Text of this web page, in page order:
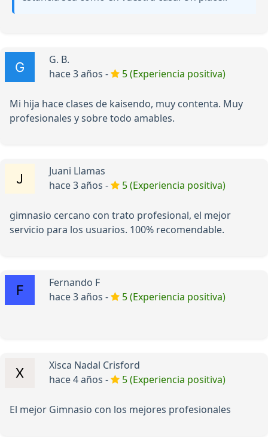
G. B.
hace 3 años -
5 (Experiencia positiva)
Mi hija hace clases de kaisendo, muy contenta. Muy
profesionales y sobre todo amables.
Juani Llamas
hace 3 años -
5 (Experiencia positiva)
gimnasio cercano con trato profesional, el mejor
servicio para los usuarios. 100% recomendable.
Fernando F
hace 3 años -
5 (Experiencia positiva)
Xisca Nadal Crisford
hace 4 años -
5 (Experiencia positiva)
El mejor Gimnasio con los mejores profesionales